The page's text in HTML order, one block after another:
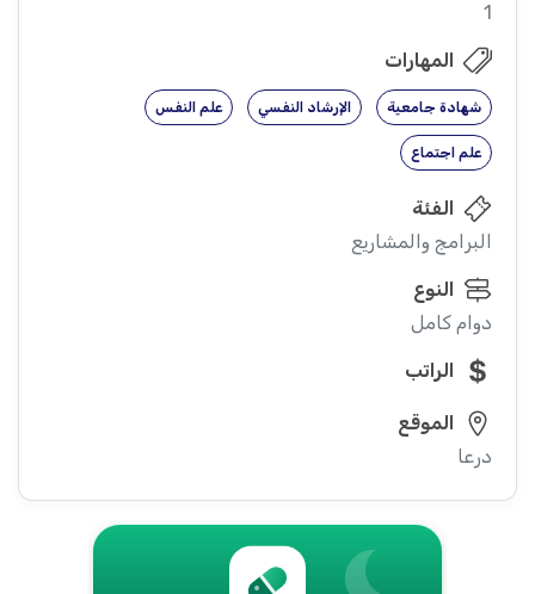
1
المهارات
شهادة جامعية الإرشاد النفسي علم النفس
علم اجتماع
الفئة
البرامج والمشاريع
النوع
دوام كامل
الراتب
الموقع
درعا